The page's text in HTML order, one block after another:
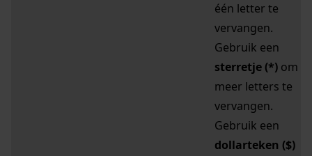
één letter te
vervangen.
Gebruik een
sterretje (*) om
meer letters te
vervangen.
Gebruik een
dollarteken ($)